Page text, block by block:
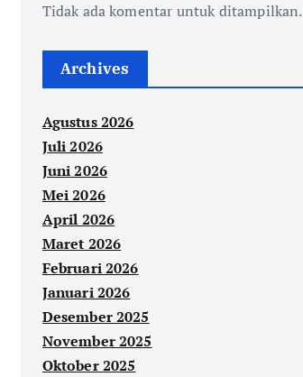
Tidak ada komentar untuk ditampilkan.
Archives
Agustus 2026
Juli 2026
Juni 2026
Mei 2026
April 2026
Maret 2026
Februari 2026
Januari 2026
Desember 2025
November 2025
Oktober 2025